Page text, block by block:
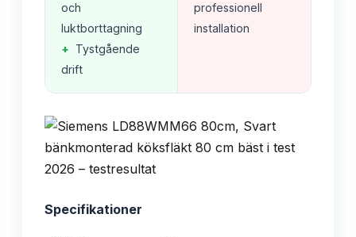
och
luktborttagning
+ Tystgående
drift
professionell
installation
Specifikationer